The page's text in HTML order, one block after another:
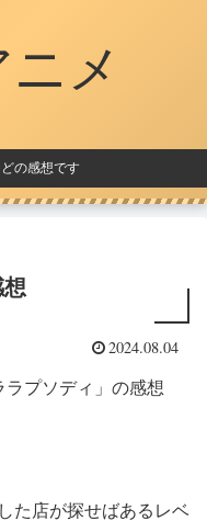
メ
の感想です
2024.08.04
プソディ」の感想
た店が探せばあるレベ